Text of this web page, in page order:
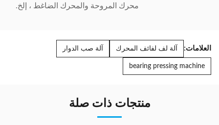
محرك المروحة والمحرك الضاغط ، إلخ.
العلامات: آلة لف لفائف المحرك آلة صب الدوار
bearing pressing machine
منتجات ذات صلة